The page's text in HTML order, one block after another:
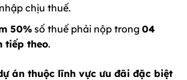
chịu thuế.
50%số thuế phải nộp trong 04
tiếp theo.
án thuộc lĩnh vực ưu đãi đặc biệt